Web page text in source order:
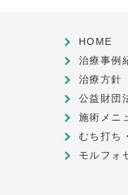
HOME
治療事例
治療方針
公益財団
施術メニ
むち打ち
モルフォ